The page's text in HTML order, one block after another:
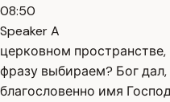
08:50
Speaker A
церковном
фразу выбираем? Бог дал,
благословенно имя